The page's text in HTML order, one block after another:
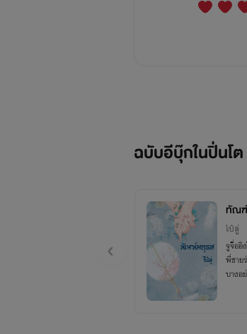
ฉบับอีบุ๊กในปิ่นโต
ทัณ
ไป๋ลู่
จูจื่ออิ
พี่ชาย
บางอ